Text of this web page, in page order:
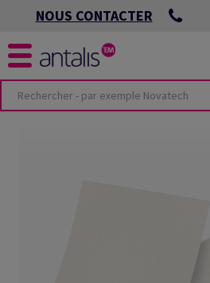
NOUS CONTACTER